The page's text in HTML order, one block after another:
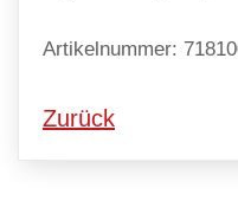
Artikelnummer:
Zurück